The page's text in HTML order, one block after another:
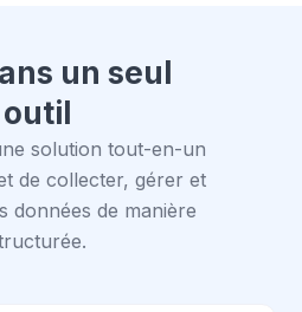
un seul
outil
solution tout-en-un
de collecter, gérer et
données de manière